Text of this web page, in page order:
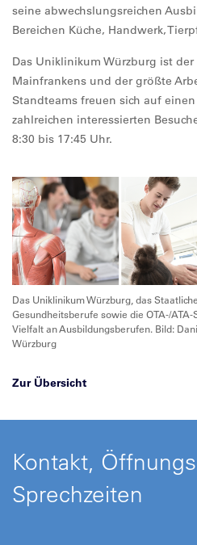
seine abwechslungsreichen
Bereichen Küche, Handwerk,
Das Uniklinikum Würzburg ist
Mainfrankens und der größte
Standteams freuen sich auf
zahlreichen interessierten
8:30 bis 17:45 Uhr.
Das Uniklinikum Würzburg, das
Gesundheitsberufe sowie die OTA-/
Vielfalt an Ausbildungsberufen. Bild:
Würzburg
Zur Übersicht
Kontakt,
Sprechzeiten